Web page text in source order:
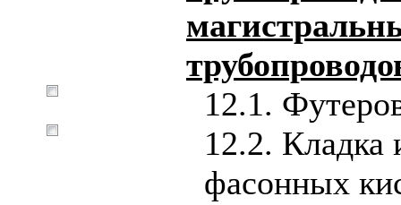
12.1.
12.2. Кладка
фасонных